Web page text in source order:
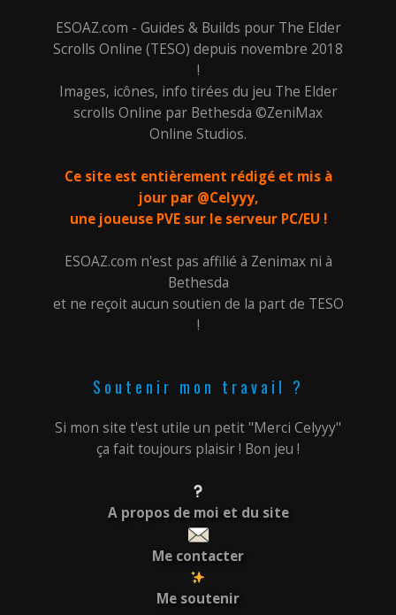
ESOAZ.com - Guides & Builds pour The Elder
Scrolls Online (TESO) depuis novembre 2018
!
Images, icônes, info tirées du jeu The Elder
scrolls Online par Bethesda ©ZeniMax
Online Studios.
Ce site est entièrement rédigé et mis à
jour par @Celyyy,
une joueuse PVE sur le serveur PC/EU !
ESOAZ.com n'est pas affilié à Zenimax ni à
Bethesda
et ne reçoit aucun soutien de la part de TESO
!
Soutenir mon travail ?
Si mon site t'est utile un petit "Merci Celyyy"
ça fait toujours plaisir ! Bon jeu !
A propos de moi et du site
Me contacter
Me soutenir